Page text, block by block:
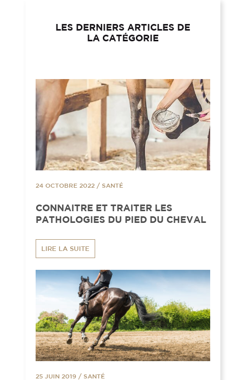
LES DERNIERS ARTICLES DE
LA CATÉGORIE
24 OCTOBRE 2022 / SANTÉ
CONNAITRE ET TRAITER LES
PATHOLOGIES DU PIED DU CHEVAL
LIRE LA SUITE
25 JUIN 2019 / SANTÉ